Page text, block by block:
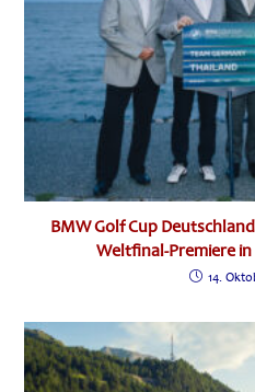
BMW Golf Cup
Weltfinal-Premiere
14.